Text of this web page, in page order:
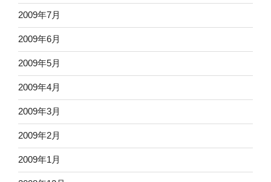
2009年7月
2009年6月
2009年5月
2009年4月
2009年3月
2009年2月
2009年1月